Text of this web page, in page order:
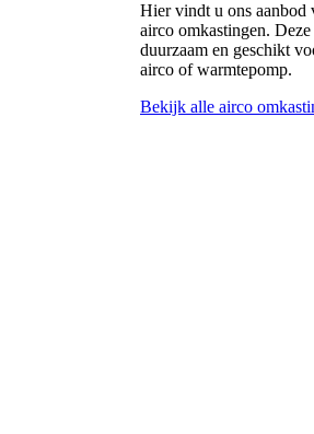
Hier vindt u ons aanbod
airco omkastingen.
duurzaam en geschikt
airco of warmtepomp.
Bekijk alle airco